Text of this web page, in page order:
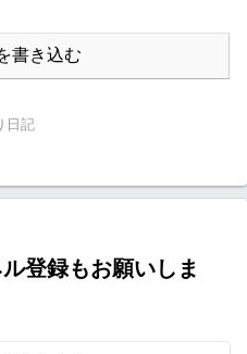
書き込む
日記
登録もお願いしま